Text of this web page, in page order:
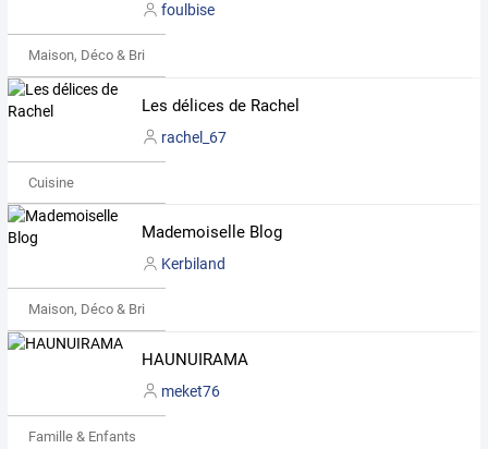
foulbise
Maison, Déco & Bricolage
Les délices de Rachel
rachel_67
Cuisine
Mademoiselle Blog
Kerbiland
Maison, Déco & Bricolage
HAUNUIRAMA
meket76
Famille & Enfants